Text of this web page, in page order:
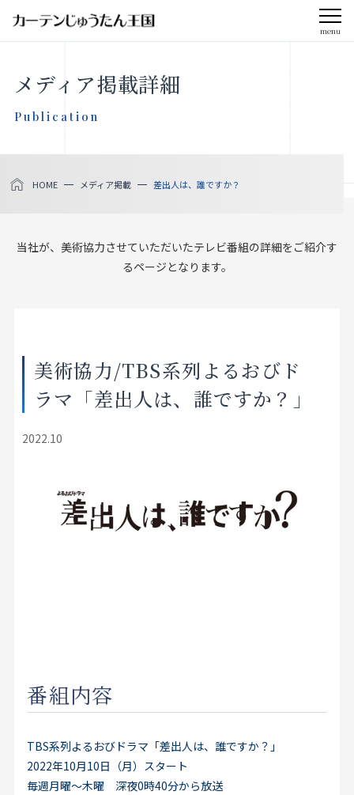
menu
会社案内
お知らせ
採用情報
店舗をさがす
お役立ち情報
お見積り来店予約はこちら
法人のお客様へ
メディア掲載詳細
Publication
HOME メディア掲載 差出人は、誰ですか？
当社が、美術協力させていただいたテレビ番組の詳細をご紹介す
るページとなります。
美術協力/TBS系列よるおびド
ラマ「差出人は、誰ですか？」
2022.10
番組内容
TBS系列よるおびドラマ「差出人は、誰ですか？」
2022年10月10日（月）スタート
毎週月曜～木曜 深夜0時40分から放送